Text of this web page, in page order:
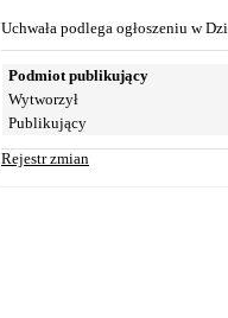
Uchwała podlega ogłoszeniu w
Podmiot publikujący
Wytworzył
Publikujący
Rejestr zmian